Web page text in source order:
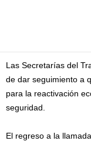
Las Secretarías del
de dar seguimiento a
para la reactivación
seguridad.
El regreso a la